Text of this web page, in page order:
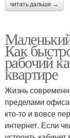
читать дальше →
Как
рабочий
квартире
Жизнь
пределами
кто-то и вовсе
интернет. Если